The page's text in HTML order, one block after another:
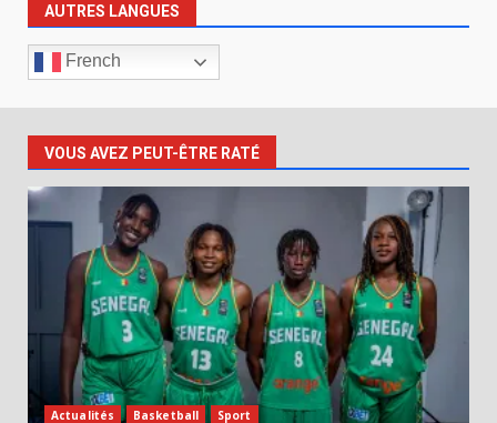
AUTRES LANGUES
French
VOUS AVEZ PEUT-ÊTRE RATÉ
Actualités Basketball Sport